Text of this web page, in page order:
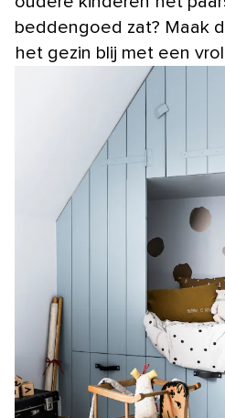
beddengoed zat? Maak
het gezin blij met een